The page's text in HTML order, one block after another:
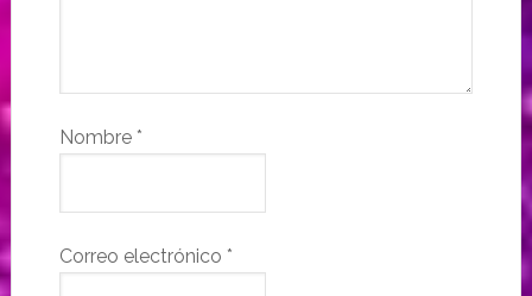
Nombre *
Correo electrónico *